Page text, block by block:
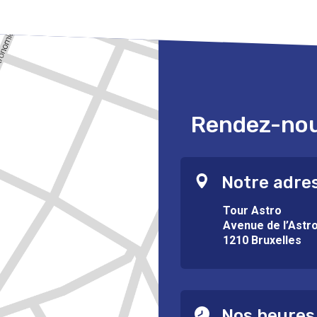
Rendez-
Notre
Tour Astro
Avenue de
1210 Bruxelles